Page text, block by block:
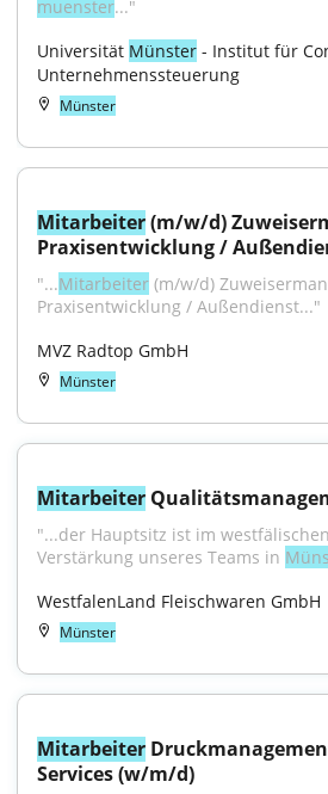
muenster..."
Universität Münster - Institut für
Unternehmenssteuerung
Münster
Mitarbeiter (m/w/d)
Praxisentwicklung /
"...Mitarbeiter (m/w/d)
Praxisentwicklung / Außendienst..."
MVZ Radtop GmbH
Münster
Mitarbeiter
"...der Hauptsitz ist im westfälischen
Verstärkung unseres Teams in
WestfalenLand Fleischwaren GmbH
Münster
Mitarbeiter
Services (w/m/d)